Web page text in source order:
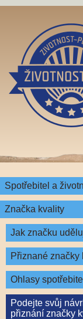
Spotřebitel a
Značka kvality
Jak značku
Přiznané značky
Ohlasy
Podejte svůj
přiznání značky